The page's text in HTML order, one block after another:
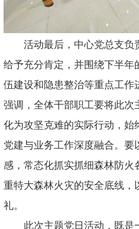
活动最后，中心党总支负
给予充分肯定，并围绕下半年
伍建设和隐患整治等重点工作
强调，全体干部职工要将此次
化为攻坚克难的实际行动，始
党建与业务工作深度融合。要
感，常态化抓实抓细森林防火
重特大森林火灾的安全底线，
礼。
此次主题党日活动，既是